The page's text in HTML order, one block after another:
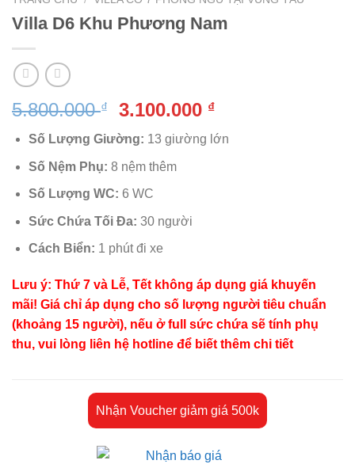
Villa D6 Khu Phương Nam
5.800.000₫
Giá
gốc
là:
5.800.000 ₫.
3.100.000 ₫Giá
hiện
tại
Số Lượng Giường: 13 giường lớn
Số Nệm Phụ: 8 nệm thêm
Số Lượng WC: 6 WC
Sức Chứa Tối Đa: 30 người
Cách Biển: 1 phút đi xe
Lưu ý: Thứ 7 và Lễ, Tết không áp dụng giá khuyến
mãi! Giá chỉ áp dụng cho số lượng người tiêu chuẩn
(khoảng 15 người), nếu ở full sức chứa sẽ tính phụ
thu, vui lòng liên hệ hotline để biết thêm chi tiết
Nhận Voucher giảm giá 500k